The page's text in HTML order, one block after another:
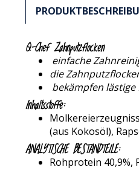
Q-Chef Zahnputzflocken
einfache
die
bekämpfen
Inhaltsstoffe:
(aus Kokosöl),
ANALYTISCHE BESTANDTEILE:
Rohprotein 40,9%,